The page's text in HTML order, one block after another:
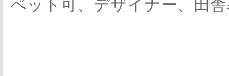
ペット可、デザイナー、田